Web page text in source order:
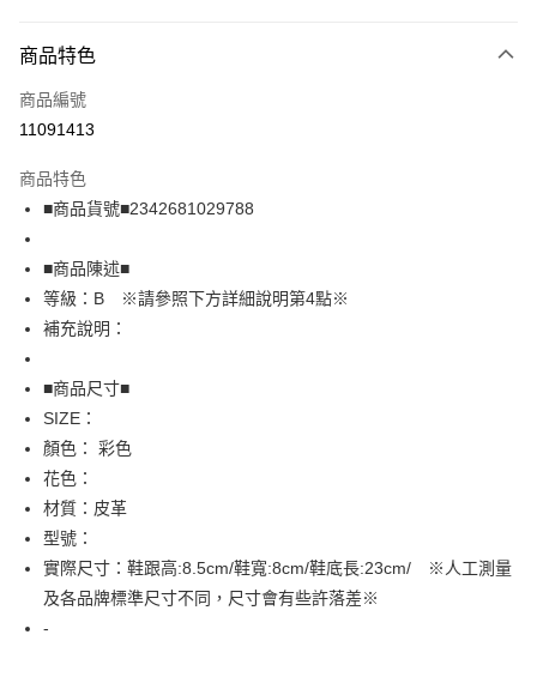
信用卡一次付款
超商取貨付款
Apple Pay
街口支付
悠遊付
全盈+PAY
AFTEE先享後付
相關說明
【關於「AFTEE先享後付」】
AFTEE先享後付是「在收到商品之後才付款」的支付方式。 讓您購物簡單
便利好安心！
１．簡單：不需註冊會員、不需綁卡、不需儲值。
３．安心：先確認商品／服務後，再付款。
【「AFTEE先享後付」結帳流程】
１．於結帳方式選擇「AFTEE先享後付」後，將跳轉至「AFTEE先享後付」
結帳頁面，進行簡訊認證並確認金額後，即可完成結帳。
運送方式
全家取貨付款
免運費
商品特色
商品編號
11091413
商品特色
■商品貨號■2342681029788
■商品陳述■
等級：B ※請參照下方詳細說明第4點※
補充說明：
■商品尺寸■
SIZE：
顏色： 彩色
花色：
材質：皮革
型號：
實際尺寸：鞋跟高:8.5cm/鞋寬:8cm/鞋底長:23cm/ ※人工測量
及各品牌標準尺寸不同，尺寸會有些許落差※
-